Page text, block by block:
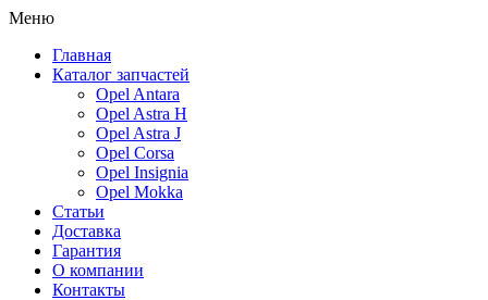
Меню
Главная
Каталог запчастей
Opel Antara
Opel Astra H
Opel Astra J
Opel Corsa
Opel Insignia
Opel Mokka
Статьи
Доставка
Гарантия
О компании
Контакты